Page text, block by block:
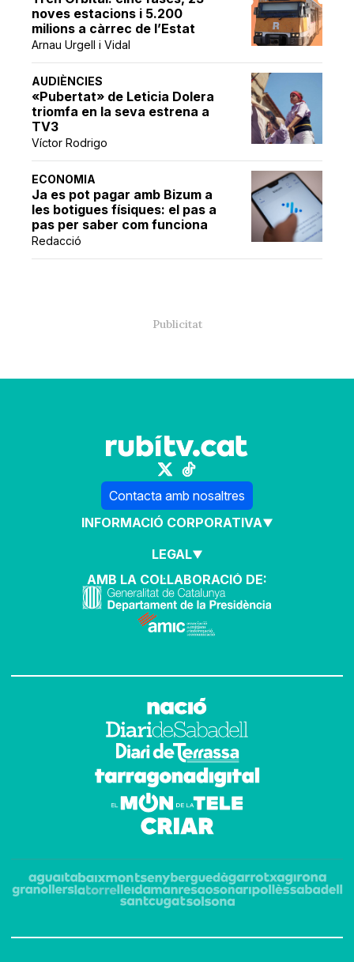
noves estacions i 5.200
milions a càrrec de l’Estat
Arnau Urgell i Vidal
AUDIÈNCIES
«Pubertat» de Leticia Dolera
triomfa en la seva estrena a
TV3
Víctor Rodrigo
ECONOMIA
Ja es pot pagar amb Bizum a
les botigues físiques: el pas a
pas per saber com funciona
Redacció
Contacta amb nosaltres
INFORMACIÓ CORPORATIVA
LEGAL
AMB LA COL·LABORACIÓ DE: